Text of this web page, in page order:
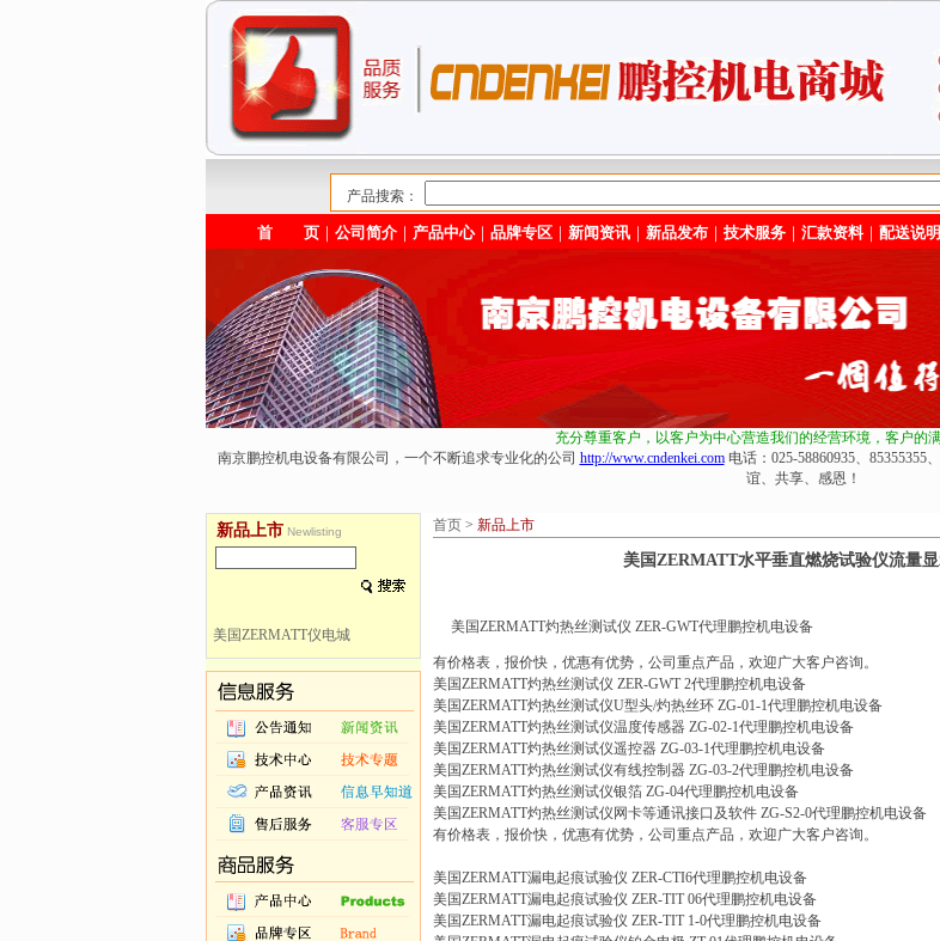
产品搜索：
首 页｜ 公司简介｜ 产品中心｜ 品牌专区｜ 新闻资讯｜ 新品发布｜ 技术服务｜ 汇款资料｜ 配送说明
充分尊重客户，以客户为中心营造我们的经营环境，客户的
南京鹏控机电设备有限公司，一个不断追求专业化的公司 http://www.cndenkei.com电话：025-58860935、85355355
谊、共享、感恩！
新品上市 Newlisting
美国ZERMATT仪电城
首页 > 新品上市
美国ZERMATT水平垂直燃烧试验仪流量
美国ZERMATT灼热丝测试仪 ZER-GWT代理鹏控机电设备
有价格表，报价快，优惠有优势，公司重点产品，欢迎广大客户咨询。
美国ZERMATT灼热丝测试仪 ZER-GWT 2代理鹏控机电设备
美国ZERMATT灼热丝测试仪U型头/灼热丝环 ZG-01-1代理鹏控机电设备
美国ZERMATT灼热丝测试仪温度传感器 ZG-02-1代理鹏控机电设备
美国ZERMATT灼热丝测试仪遥控器 ZG-03-1代理鹏控机电设备
美国ZERMATT灼热丝测试仪有线控制器 ZG-03-2代理鹏控机电设备
美国ZERMATT灼热丝测试仪银箔 ZG-04代理鹏控机电设备
美国ZERMATT灼热丝测试仪网卡等通讯接口及软件 ZG-S2-0代理鹏控机电设备
有价格表，报价快，优惠有优势，公司重点产品，欢迎广大客户咨询。
美国ZERMATT漏电起痕试验仪 ZER-CTI6代理鹏控机电设备
美国ZERMATT漏电起痕试验仪 ZER-TIT 06代理鹏控机电设备
美国ZERMATT漏电起痕试验仪 ZER-TIT 1-0代理鹏控机电设备